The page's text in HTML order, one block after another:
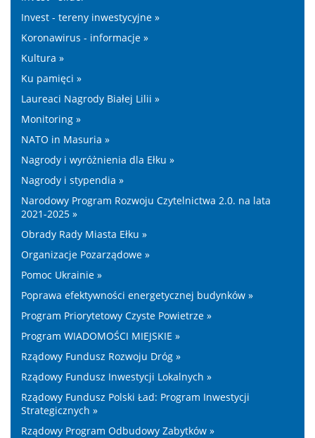
Invest - tereny inwestycyjne »
Koronawirus - informacje »
Kultura »
Ku pamięci »
Laureaci Nagrody Białej Lilii »
Monitoring »
NATO in Masuria »
Nagrody i wyróżnienia dla Ełku »
Nagrody i stypendia »
Narodowy Program Rozwoju Czytelnictwa 2.0. na lata
2021-2025 »
Obrady Rady Miasta Ełku »
Organizacje Pozarządowe »
Pomoc Ukrainie »
Poprawa efektywności energetycznej budynków »
Program Priorytetowy Czyste Powietrze »
Program WIADOMOŚCI MIEJSKIE »
Rządowy Fundusz Rozwoju Dróg »
Rządowy Fundusz Inwestycji Lokalnych »
Rządowy Fundusz Polski Ład: Program Inwestycji
Strategicznych »
Rządowy Program Odbudowy Zabytków »